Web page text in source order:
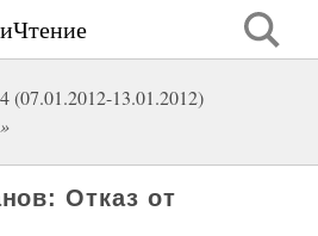
(07.01.2012-13.01.2012)
Отказ от